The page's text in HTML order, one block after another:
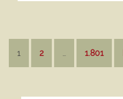
Paginación
de
1 2 … 1.801